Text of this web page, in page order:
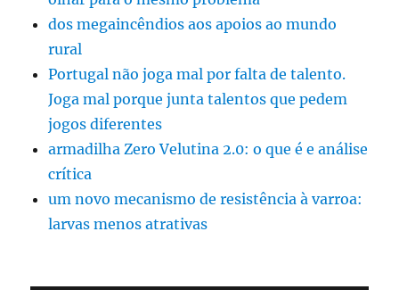
dos megaincêndios aos apoios ao mundo
rural
Portugal não joga mal por falta de talento.
Joga mal porque junta talentos que pedem
jogos diferentes
armadilha Zero Velutina 2.0: o que é e análise
crítica
um novo mecanismo de resistência à varroa:
larvas menos atrativas